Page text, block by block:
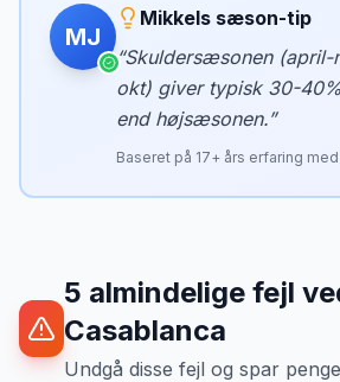
MJ
Mikkels sæson-tip
“Skuldersæsonen (april-
okt) giver typisk 30-
end højsæsonen.”
Baseret på 17+ års erfaring
5 almindelige fejl
Casablanca
Undgå disse fejl og spar